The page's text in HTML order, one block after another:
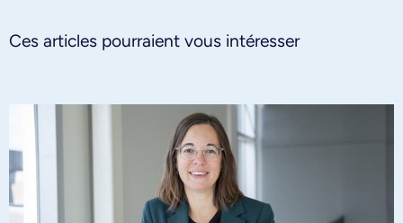
Ces articles pourraient vous intéresser